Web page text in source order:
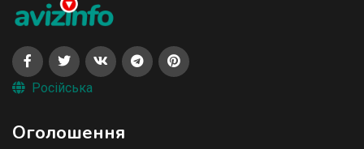
Російська
Оголошення